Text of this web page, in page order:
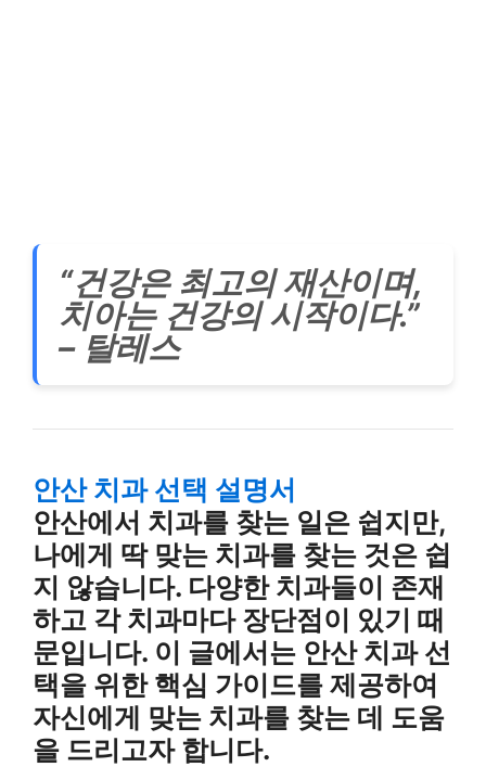
“건강은 최고의 재산이며,
치아는 건강의 시작이다.”
– 탈레스
안산 치과 선택 설명서
안산에서 치과를 찾는 일은 쉽지만,
나에게 딱 맞는 치과를 찾는 것은 쉽
지 않습니다. 다양한 치과들이 존재
하고 각 치과마다 장단점이 있기 때
문입니다. 이 글에서는 안산 치과 선
택을 위한 핵심 가이드를 제공하여
자신에게 맞는 치과를 찾는 데 도움
을 드리고자 합니다.